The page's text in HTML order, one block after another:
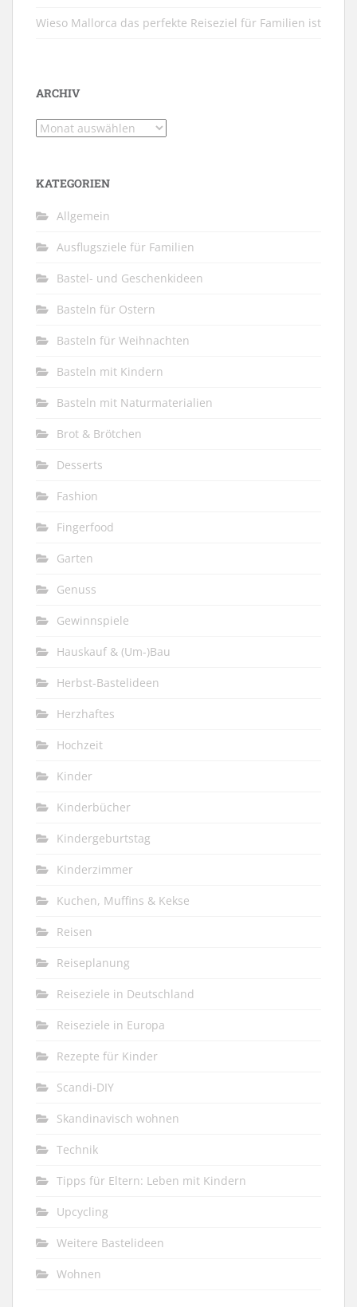
Wieso Mallorca das perfekte Reiseziel für Familien ist
ARCHIV
Archiv
KATEGORIEN
Allgemein
Ausflugsziele für Familien
Bastel- und Geschenkideen
Basteln für Ostern
Basteln für Weihnachten
Basteln mit Kindern
Basteln mit Naturmaterialien
Brot & Brötchen
Desserts
Fashion
Fingerfood
Garten
Genuss
Gewinnspiele
Hauskauf & (Um-)Bau
Herbst-Bastelideen
Herzhaftes
Hochzeit
Kinder
Kinderbücher
Kindergeburtstag
Kinderzimmer
Kuchen, Muffins & Kekse
Reisen
Reiseplanung
Reiseziele in Deutschland
Reiseziele in Europa
Rezepte für Kinder
Scandi-DIY
Skandinavisch wohnen
Technik
Tipps für Eltern: Leben mit Kindern
Upcycling
Weitere Bastelideen
Wohnen